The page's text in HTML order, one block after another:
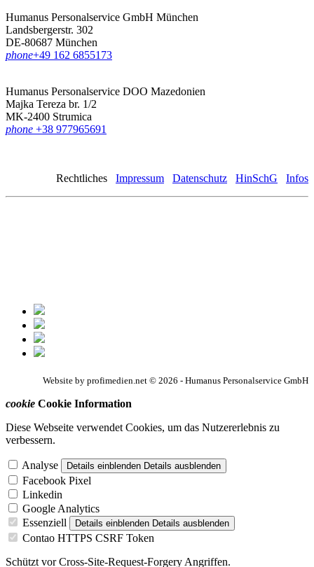
Humanus Personalservice GmbH München
Landsbergerstr. 302
DE-80687 München
phone‪+49 162 6855173
Humanus Personalservice DOO Mazedonien
Majka Tereza br. 1/2
MK-2400 Strumica
phone +38 977965691
Rechtliches Impressum Datenschutz HinSchG Infos
Website by profimedien.net © 2026 - Humanus Personalservice GmbH
cookie Cookie Information
Diese Webseite verwendet Cookies, um das Nutzererlebnis zu
verbessern.
Analyse Details einblenden Details ausblenden
Facebook Pixel
Linkedin
Google Analytics
Essenziell
Details einblenden Details ausblenden
Contao HTTPS CSRF Token
Schützt vor Cross-Site-Request-Forgery Angriffen.